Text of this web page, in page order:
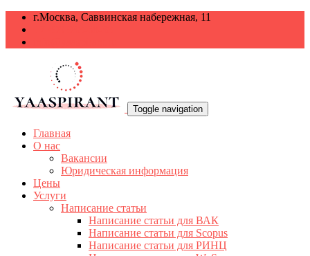
г.Москва, Саввинская набережная, 11
Toggle navigation
Главная
О нас
Вакансии
Юридическая информация
Цены
Услуги
Написание статьи
Написание статьи для ВАК
Написание статьи для Scopus
Написание статьи для РИНЦ